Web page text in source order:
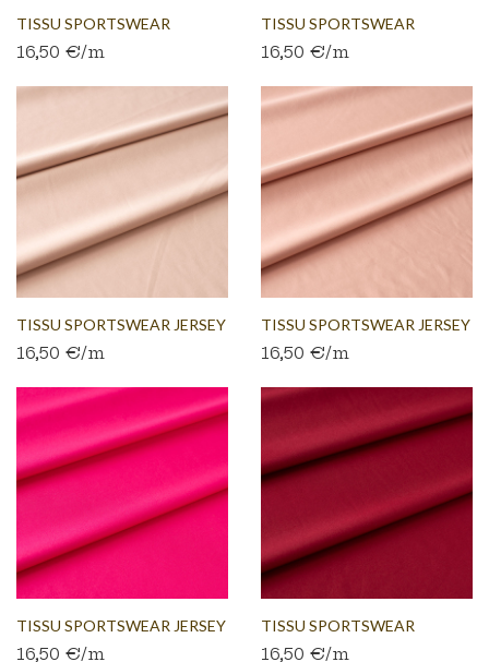
TISSU SPORTSWEAR
JERSEY...
16,50 €/m
TISSU SPORTSWEAR
JERSEY...
16,50 €/m
TISSU SPORTSWEAR JERSEY
PEAU
16,50 €/m
TISSU SPORTSWEAR JERSEY
SAUMON
16,50 €/m
TISSU SPORTSWEAR JERSEY
ROSE
16,50 €/m
TISSU SPORTSWEAR
JERSEY...
16,50 €/m